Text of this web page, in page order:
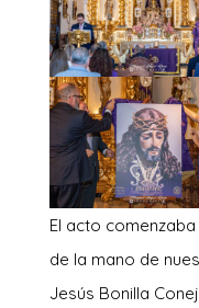
El acto
de la mano de
Jesús Bonilla